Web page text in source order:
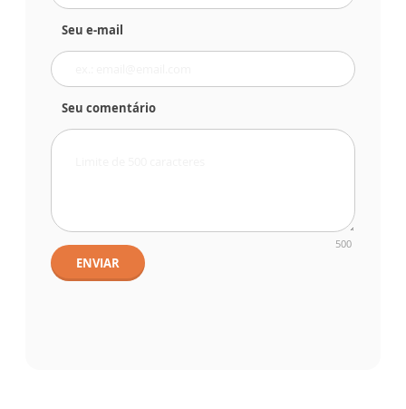
Seu e-mail
Seu comentário
500
ENVIAR